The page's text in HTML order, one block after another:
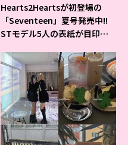
Hearts2Heartsが初登場の
「Seventeen」夏号発売中!!
STモデル5人の表紙が目印だ